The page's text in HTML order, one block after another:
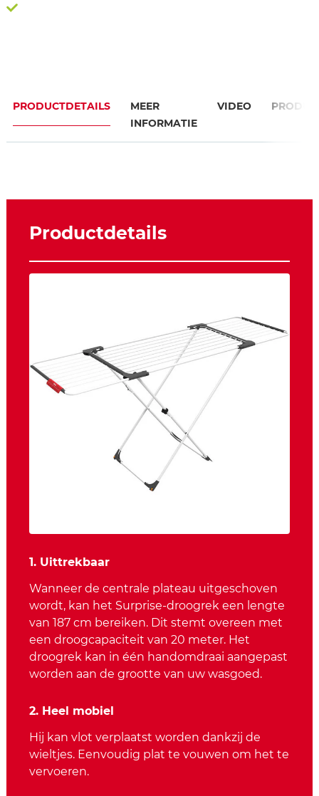
PRODUCTDETAILS
MEER
INFORMATIE
VIDEO
Productdetails
1. Uittrekbaar
Wanneer de centrale plateau uitgeschoven
wordt, kan het Surprise-droogrek een lengte
van 187 cm bereiken. Dit stemt overeen met
een droogcapaciteit van 20 meter. Het
droogrek kan in één handomdraai aangepast
worden aan de grootte van uw wasgoed.
2. Heel mobiel
Hij kan vlot verplaatst worden dankzij de
wieltjes. Eenvoudig plat te vouwen om het te
vervoeren.